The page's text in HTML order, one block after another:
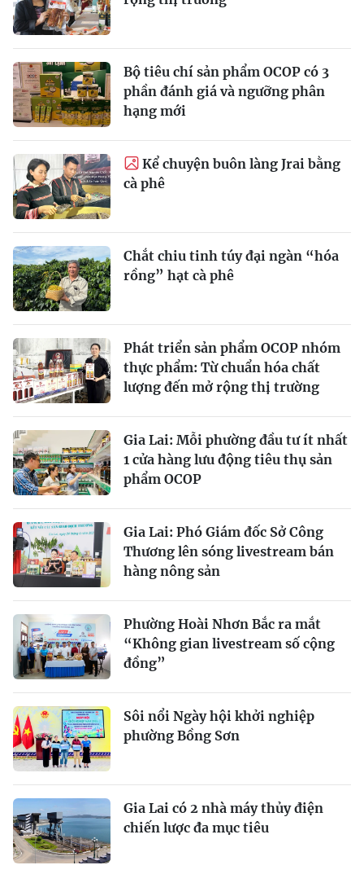
Bộ tiêu chí sản phẩm OCOP có 3
phần đánh giá và ngưỡng phân
hạng mới
Kể chuyện buôn làng Jrai bằng
cà phê
Chắt chiu tinh túy đại ngàn “hóa
rồng” hạt cà phê
Phát triển sản phẩm OCOP nhóm
thực phẩm: Từ chuẩn hóa chất
lượng đến mở rộng thị trường
Gia Lai: Mỗi phường đầu tư ít nhất
1 cửa hàng lưu động tiêu thụ sản
phẩm OCOP
Gia Lai: Phó Giám đốc Sở Công
Thương lên sóng livestream bán
hàng nông sản
Phường Hoài Nhơn Bắc ra mắt
“Không gian livestream số cộng
đồng”
Sôi nổi Ngày hội khởi nghiệp
phường Bồng Sơn
Gia Lai có 2 nhà máy thủy điện
chiến lược đa mục tiêu